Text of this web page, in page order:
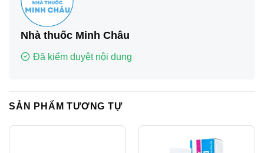
Nhà thuốc Minh Châu
Đã kiểm duyệt nội dung
SẢN PHẨM TƯƠNG TỰ